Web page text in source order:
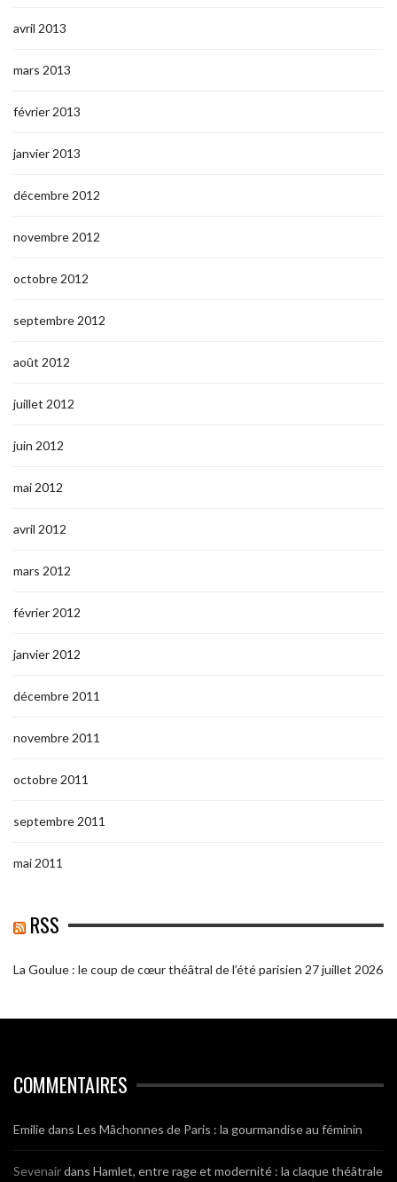
avril 2013
mars 2013
février 2013
janvier 2013
décembre 2012
novembre 2012
octobre 2012
septembre 2012
août 2012
juillet 2012
juin 2012
mai 2012
avril 2012
mars 2012
février 2012
janvier 2012
décembre 2011
novembre 2011
octobre 2011
septembre 2011
mai 2011
RSS
La Goulue : le coup de cœur théâtral de l’été parisien 27 juillet 2026
COMMENTAIRES
Emiliedans Les Mâchonnes de Paris : la gourmandise au féminin
Sevenairdans Hamlet, entre rage et modernité : la claque théâtrale